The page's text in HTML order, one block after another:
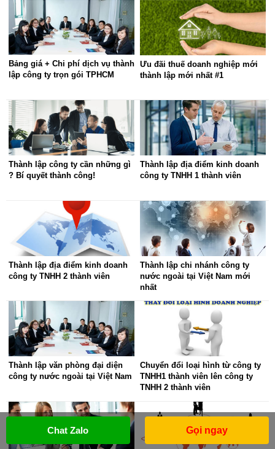
Bảng giá + Chi phí dịch vụ thành
lập công ty trọn gói TPHCM
Ưu đãi thuế doanh nghiệp mới
thành lập mới nhất #1
Thành lập công ty cần những gì
? Bí quyết thành công!
Thành lập địa điểm kinh doanh
công ty TNHH 1 thành viên
Thành lập địa điểm kinh doanh
công ty TNHH 2 thành viên
Thành lập chi nhánh công ty
nước ngoài tại Việt Nam mới
nhất
Thành lập văn phòng đại diện
công ty nước ngoài tại Việt Nam
Chuyển đổi loại hình từ công ty
TNHH1 thành viên lên công ty
TNHH 2 thành viên
Chat Zalo Gọi ngay